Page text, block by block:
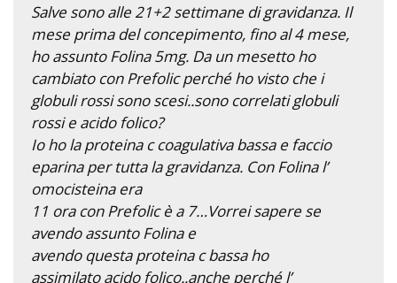
Salve sono alle 21+2 settimane di gravidanza. Il
mese prima del concepimento, fino al 4 mese,
ho assunto Folina 5mg. Da un mesetto ho
cambiato con Prefolic perché ho visto che i
globuli rossi sono scesi..sono correlati globuli
rossi e acido folico?
Io ho la proteina c coagulativa bassa e faccio
eparina per tutta la gravidanza. Con Folina l’
omocisteina era
11 ora con Prefolic è a 7…Vorrei sapere se
avendo assunto Folina e
avendo questa proteina c bassa ho
assimilato acido folico..anche perché l’